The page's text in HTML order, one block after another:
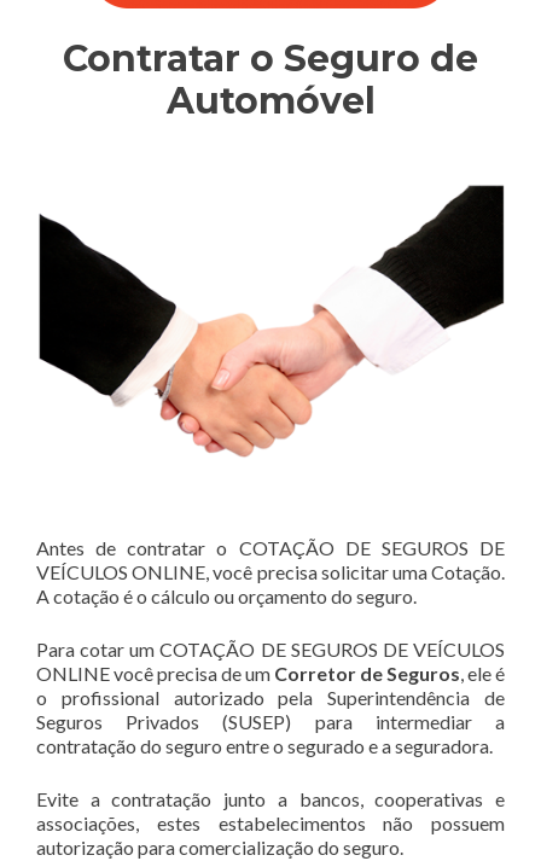
Contratar o Seguro de
Automóvel
Antes de contratar o COTAÇÃO DE SEGUROS DE
VEÍCULOS ONLINE, você precisa solicitar uma Cotação.
A cotação é o cálculo ou orçamento do seguro.
Para cotar um COTAÇÃO DE SEGUROS DE VEÍCULOS
ONLINE você precisa de um Corretor de Seguros, ele é
o profissional autorizado pela Superintendência de
Seguros Privados (SUSEP) para intermediar a
contratação do seguro entre o segurado e a seguradora.
Evite a contratação junto a bancos, cooperativas e
associações, estes estabelecimentos não possuem
autorização para comercialização do seguro.